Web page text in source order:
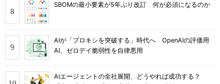
SBOMの最小要素が5年ぶり改訂 何が必須になるのか
AIが「プロキシを突破する」時代へ OpenAIの評価用
AI、ゼロデイ脆弱性を自律悪用
AIエージェントの全社展開、どうやれば成功する？